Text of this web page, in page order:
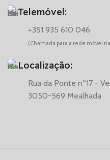
Telemóvel:
+351 935 610 046
(Chamada para a rede móvel
Localização:
Rua da Ponte nº17 -
3050-569 Mealhada